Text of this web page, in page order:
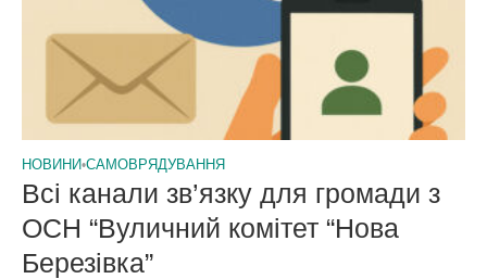
НОВИНИ•САМОВРЯДУВАННЯ
Всі канали зв’язку для громади з
ОСН “Вуличний комітет “Нова
Березівка”